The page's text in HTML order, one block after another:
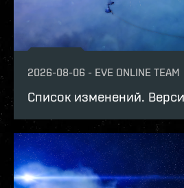
2026-08-06 - EVE ONLINE TEAM
Список изменений.